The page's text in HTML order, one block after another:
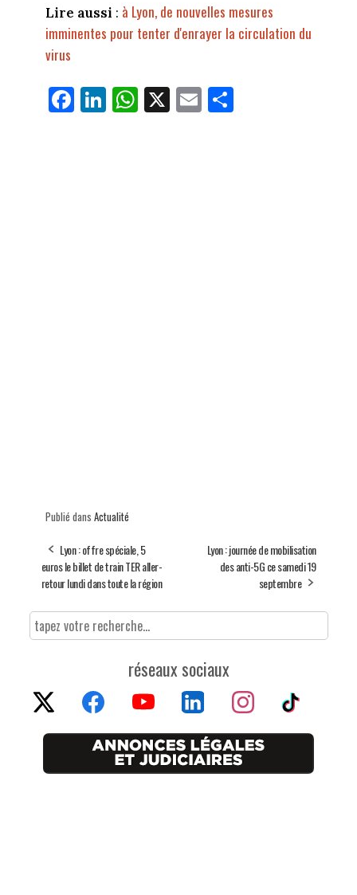
Lire aussi : à Lyon, de nouvelles mesures
imminentes pour tenter d'enrayer la circulation du
virus
Fa
ce
Li
nk
W
ha
X E
m
Pa
rt
Publié dans Actualité
Lyon : offre spéciale, 5
euros le billet de train TER aller-
retour lundi dans toute la région
Lyon : journée de mobilisation
des anti-5G ce samedi 19
septembre
réseaux sociaux